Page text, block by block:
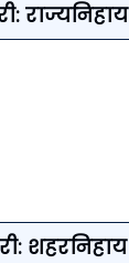
राज्यनिहाय
शहरनिहाय